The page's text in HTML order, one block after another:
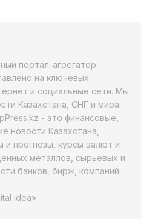
портал-агрегатор
на ключевых
и социальные сети. Мы
Казахстана, СНГ и мира.
- это финансовые,
новости Казахстана,
и прогнозы, курсы валют и
металлов, сырьевых и
банков, бирж, компаний.
idea»